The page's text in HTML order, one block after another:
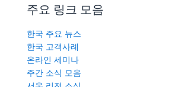
주요 링크 모음
한국 주요 뉴스
한국 고객사례
온라인 세미나
주간 소식 모음